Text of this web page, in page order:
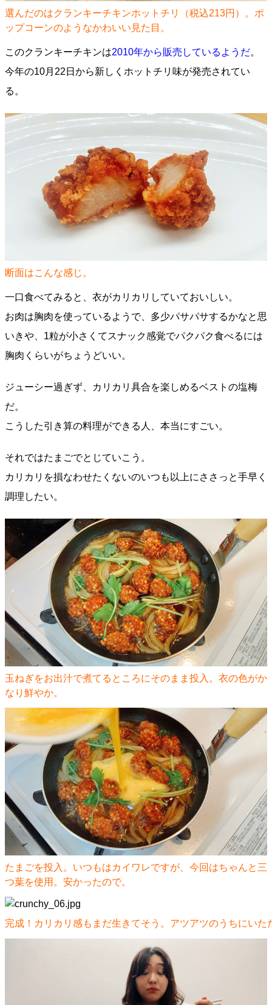
選んだのはクランキーチキンホットチリ（税込213円）。ポ
ップコーンのようなかわいい見た目。
このクランキーチキンは2010年から販売しているようだ。
今年の10月22日から新しくホットチリ味が発売されてい
る。
断面はこんな感じ。
一口食べてみると、衣がカリカリしていておいしい。
お肉は胸肉を使っているようで、多少パサパサするかなと思
いきや、1粒が小さくてスナック感覚でパクパク食べるには
胸肉くらいがちょうどいい。
ジューシー過ぎず、カリカリ具合を楽しめるベストの塩梅
だ。
こうした引き算の料理ができる人、本当にすごい。
それではたまごでとじていこう。
カリカリを損なわせたくないのいつも以上にささっと手早く
調理したい。
玉ねぎをお出汁で煮てるところにそのまま投入。衣の色がか
なり鮮やか。
たまごを投入。いつもはカイワレですが、今回はちゃんと三
つ葉を使用。安かったので。
完成！カリカリ感もまだ生きてそう。アツアツのうちにいた